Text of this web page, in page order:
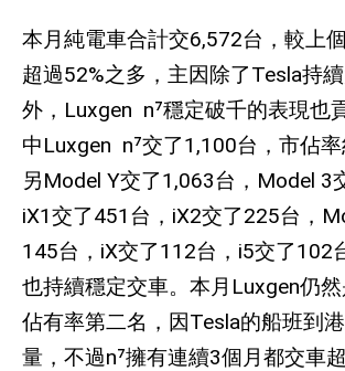
本月純電車合計交6,572台，較上
超過52%之多，主因除了Tesla持
外， Luxgen n⁷穩定破千的表現也
中Luxgen n⁷交了1,100台，市佔
另Model Y交了1,063台， Model 3
iX1交了451 台， iX2交了225台，
145台， iX交了112台， i5交了102
也持續穩定交車。本月 Luxgen仍
佔有率第二名，因Tesla的船班到
量，不過n⁷擁有連續3個月都交車